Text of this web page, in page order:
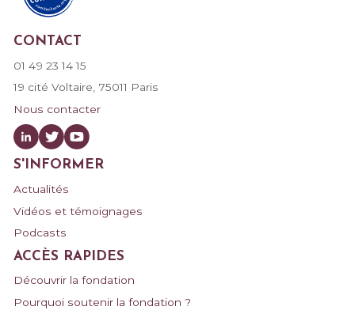
CONTACT
01 49 23 14 15
19 cité Voltaire, 75011 Paris
Nous contacter
S'INFORMER
Actualités
Vidéos et témoignages
Podcasts
ACCÈS RAPIDES
Découvrir la fondation
Pourquoi soutenir la fondation ?